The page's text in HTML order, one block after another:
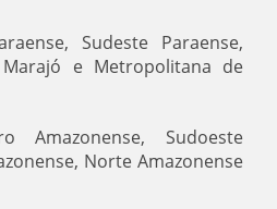
Sudeste Paraense,
Marajó e Metropolitana de
Amazonense, Sudoeste
Norte Amazonense